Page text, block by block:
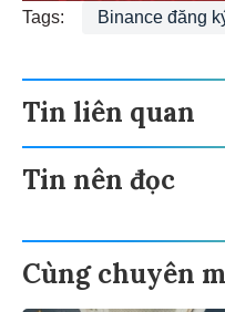
Tags: Binance đăng
Tin liên quan
Tin nên đọc
Cùng chuyên